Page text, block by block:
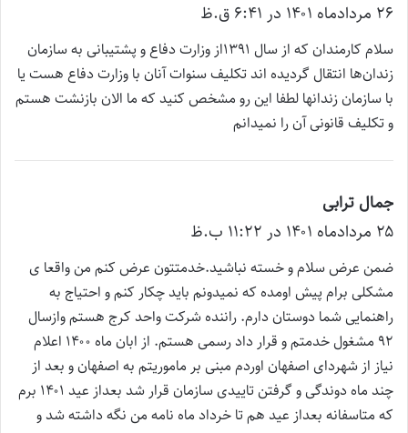
ف
ت
:
۲۶ مرداد‌ماه ۱۴۰۱ در ۶:۴۱ ق.ظ
سلام کارمندان که از سال ۱۳۹۱از وزارت دفاع و پشتیبانی به سازمان
زندان‌ها انتقال گردیده اند تکلیف سنوات آنان با وزارت دفاع هست یا
با سازمان زندانها لطفا این رو مشخص کنید که ما الان بازنشت هستم
و تکلیف قانونی آن را نمیدانم
جمال ترابی
ف
ت
:
۲۵ مرداد‌ماه ۱۴۰۱ در ۱۱:۲۲ ب.ظ
ضمن عرض سلام و خسته نباشید.خدمتتون عرض کنم من واقعا ی
مشکلی برام پیش اومده که نمیدونم باید چکار کنم و احتیاج به
راهنمایی شما دوستان دارم. راننده شرکت واحد کرج هستم وازسال
۹۲ مشغول خدمتم و قرار داد رسمی هستم. از ابان ماه ۱۴۰۰ اعلام
نیاز از شهردای اصفهان اوردم مبنی بر ماموریتم به اصفهان و بعد از
چند ماه دوندگی و گرفتن تاییدی سازمان قرار شد بعداز عید ۱۴۰۱ برم
که متاسفانه بعداز عید هم تا خرداد ماه نامه من نگه داشته شد و